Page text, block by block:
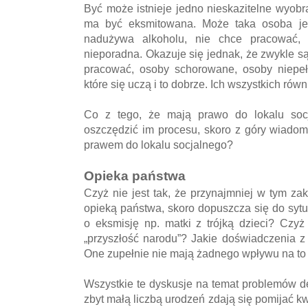
Być może istnieje jedno nieskazitelne
ma być eksmitowana. Może taka osoba
nadużywa alkoholu, nie chce
nieporadna. Okazuje się jednak, że zwykle
pracować, osoby schorowane, osoby
które się uczą i to dobrze. Ich wszystkich
Co z tego, że mają prawo do lokalu
oszczędzić im procesu, skoro z góry
prawem do lokalu socjalnego?
Opieka państwa
Czyż nie jest tak, że przynajmniej w tym
opieką państwa, skoro dopuszcza się do
o eksmisję np. matki z trójką dzieci?
„przyszłość narodu”? Jakie doświadczenia
One zupełnie nie mają żadnego wpływu na
Wszystkie te dyskusje na temat problemów
zbyt małą liczbą urodzeń zdają się pomijać